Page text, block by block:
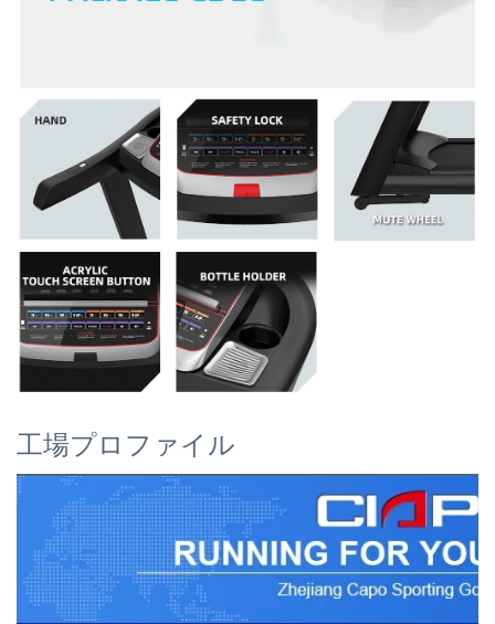
工場プロファイル